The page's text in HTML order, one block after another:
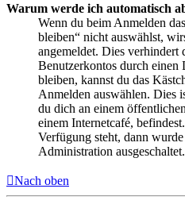
Warum werde ich automatisch
Wenn du beim Anmelden
bleiben“ nicht auswählst,
angemeldet. Dies verhindert
Benutzerkontos durch einen
bleiben, kannst du das
Anmelden auswählen. Dies
du dich an einem
einem Internetcafé,
Verfügung steht, dann
Administration ausgeschaltet.
Nach oben